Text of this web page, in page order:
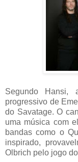
Segundo Hansi,
progressivo de
do Savatage. O
uma música com
bandas como o
inspirado,
Olbrich pelo jogo